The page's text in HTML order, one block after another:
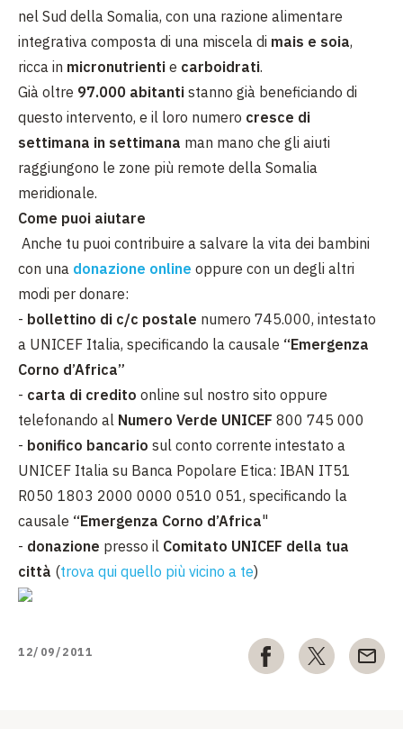
nel Sud della Somalia, con una razione alimentare
integrativa composta di una miscela di mais e soia,
ricca in micronutrienti e carboidrati.
Già oltre 97.000 abitanti stanno già beneficiando di
questo intervento, e il loro numero cresce di
settimana in settimana man mano che gli aiuti
raggiungono le zone più remote della Somalia
meridionale.
Come puoi aiutare
Anche tu puoi contribuire a salvare la vita dei bambini
con una donazione online oppure con un degli altri
modi per donare:
- bollettino di c/c postale numero 745.000, intestato
a UNICEF Italia, specificando la causale “Emergenza
Corno d’Africa”
- carta di credito online sul nostro sito oppure
telefonando al Numero Verde UNICEF 800 745 000
- bonifico bancario sul conto corrente intestato a
UNICEF Italia su Banca Popolare Etica: IBAN IT51
R050 1803 2000 0000 0510 051, specificando la
causale “Emergenza Corno d’Africa"
- donazione presso il Comitato UNICEF della tua
città (trova qui quello più vicino a te)
12/09/2011